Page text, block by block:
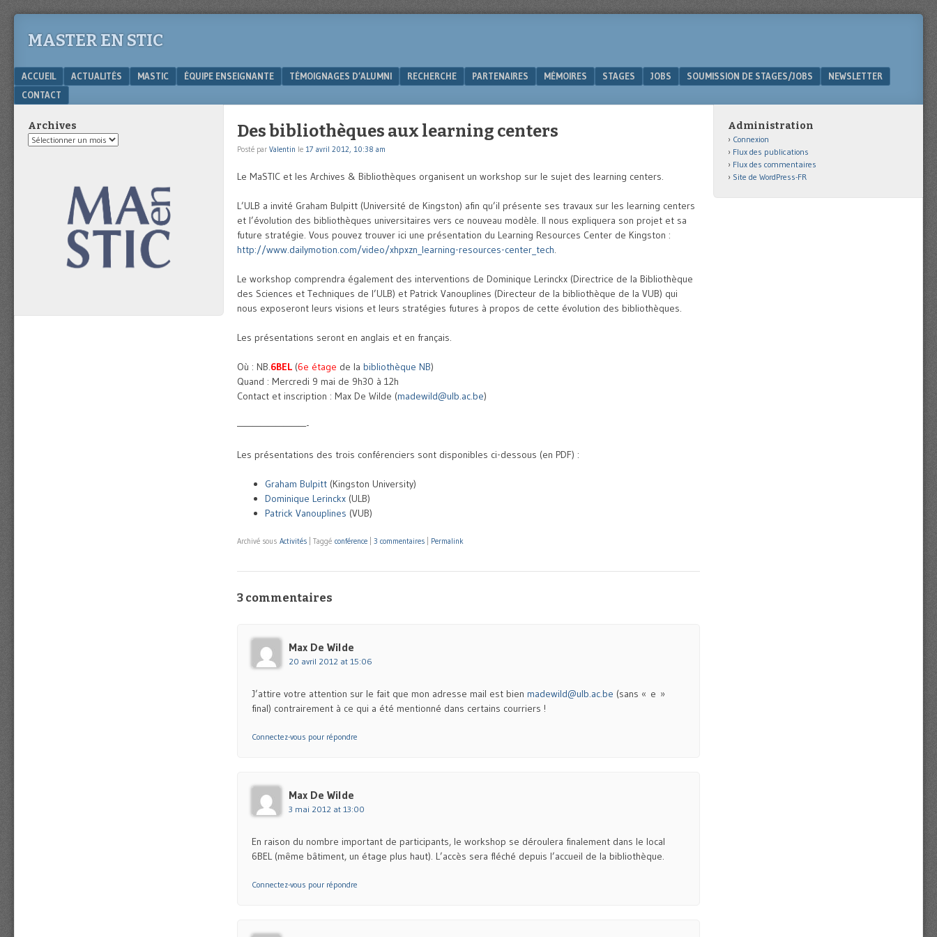
MASTER EN STIC
Menu
SKIP TO CONTENT
ACCUEIL ACTUALITÉS MASTIC ÉQUIPE ENSEIGNANTE TÉMOIGNAGES D’ALUMNI RECHERCHE PARTENAIRES MÉMOIRES STAGES JOBS SOUMISSION DE STAGES/JOBS
NEWSLETTER
CONTACT
Des bibliothèques aux learning centers
Posté par Valentin le 17 avril 2012, 10:38 am
Le MaSTIC et les Archives & Bibliothèques organisent un workshop sur le sujet des learning centers.
L’ULB a invité Graham Bulpitt (Université de Kingston) afin qu’il présente ses travaux sur les learning centers
et l’évolution des bibliothèques universitaires vers ce nouveau modèle. Il nous expliquera son projet et sa
future stratégie. Vous pouvez trouver ici une présentation du Learning Resources Center de Kingston :
http://www.dailymotion.com/video/xhpxzn_learning-resources-center_tech.
Le workshop comprendra également des interventions de Dominique Lerinckx (Directrice de la Bibliothèque
des Sciences et Techniques de l’ULB) et Patrick Vanouplines (Directeur de la bibliothèque de la VUB) qui
nous exposeront leurs visions et leurs stratégies futures à propos de cette évolution des bibliothèques.
Les présentations seront en anglais et en français.
Où : NB.6BEL (6e étage de la bibliothèque NB)
Quand : Mercredi 9 mai de 9h30 à 12h
Contact et inscription : Max De Wilde (madewild@ulb.ac.be)
—————————-
Les présentations des trois conférenciers sont disponibles ci-dessous (en PDF) :
Graham Bulpitt (Kingston University)
Dominique Lerinckx (ULB)
Patrick Vanouplines (VUB)
Archivé sous Activités Taggé conférence 3 commentaires Permalink
3 commentaires
Max De Wilde
20 avril 2012 at 15:06
J’attire votre attention sur le fait que mon adresse mail est bien madewild@ulb.ac.be (sans « e »
final) contrairement à ce qui a été mentionné dans certains courriers !
Connectez-vous pour répondre
Max De Wilde
3 mai 2012 at 13:00
En raison du nombre important de participants, le workshop se déroulera finalement dans le local
6BEL (même bâtiment, un étage plus haut). L’accès sera fléché depuis l’accueil de la bibliothèque.
Connectez-vous pour répondre
Archives
Archives
Administration
Connexion
Flux des publications
Flux des commentaires
Site de WordPress-FR